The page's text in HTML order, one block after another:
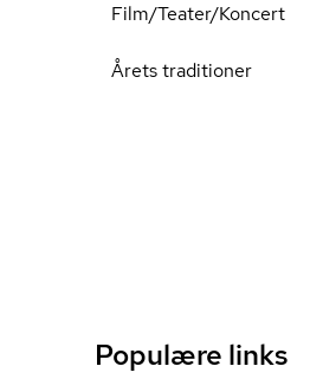
Film/Teater/Koncert
Årets traditioner
Populære links